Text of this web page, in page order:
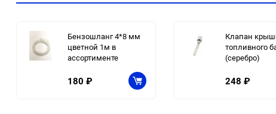
Бензошланг 4*8 мм
цветной 1м в
ассортименте
180 ₽
Клапан
топливного
(серебро)
248 ₽